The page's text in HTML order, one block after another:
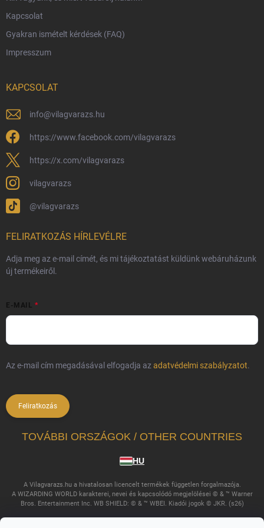
Rendelésem
Reklamáció és visszáru
Hűségprogram
Általános Szerződési Feltételek
Adatvédelmi feltételek
Védjegyek és szerzői jogok
Fémjelzés és nemesfém-tájékoztató
Kapcsolat
Gyakran ismételt kérdések (FAQ)
Impresszum
KAPCSOLAT
info@vilagvarazs.hu
https://www.facebook.com/vilagvarazs
https://x.com/vilagvarazs
vilagvarazs
@vilagvarazs
FELIRATKOZÁS HÍRLEVÉLRE
Adja meg az e-mail címét, és mi tájékoztatást küldünk webáruházunk
új termékeiről.
E-MAIL
Az e-mail cím megadásával elfogadja azadatvédelmi szabályzatot.
Feliratkozás
TOVÁBBI ORSZÁGOK / OTHER COUNTRIES
HU
A Vilagvarazs.hu a hivatalosan licencelt termékek független forgalmazója.
A WIZARDING WORLD karakterei, nevei és kapcsolódó megjelölései © & ™ Warner
Bros. Entertainment Inc. WB SHIELD: © & ™ WBEI. Kiadói jogok © JKR. (s26)